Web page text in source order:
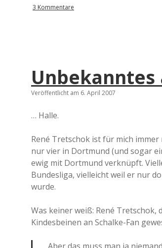
3 Kommentare
Veröffentlicht am 6. April 2007
… Halle.
René Tretschok ist für mich
nur vier in Dortmund (und sogar
ewig mit Dortmund verknüpft.
Bundesliga, vielleicht weil er nur
wurde.
Was keiner weiß: René
Kindesbeinen an Schalke-Fan
„Aber das muss man ja